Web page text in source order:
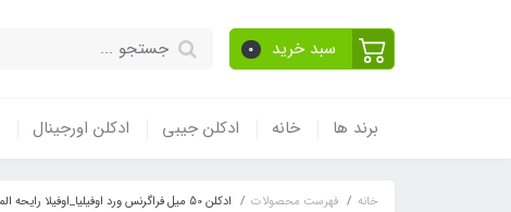
سبد خرید 0
برند ها خانه ادکلن جیبی ادکلن اورجینال
خانه فهرست محصولات ادکلن 50 میل فراگرنس ورد اوفیلیا_اوفیلا رایحه المپیا _ اولمپیا پاکو رابان(Ophylia)Paco Rabanne Olympea